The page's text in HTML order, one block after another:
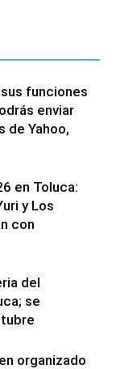
funciones
enviar
de Yahoo,
en Toluca:
y Los
con
del
se
organizado